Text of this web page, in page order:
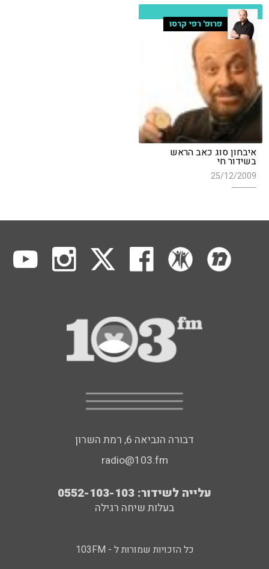
פרופ' רפי קרסו
איבחון סוג כאב הראש
בשידור חי
25/12/2009
דבורה הנביאה 6, רמת השרון
radio@103.fm
עלייה לשידור: 0552-103-103
בעלות שיחה רגילה
כל הזכויות שמורות ל - 103FM